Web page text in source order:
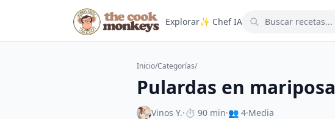
Explorar✨ Chef IA
Inicio/Categorías/
Pulardas en mariposa
Vinos Y.·⏱ 90 min·👥 4·Media